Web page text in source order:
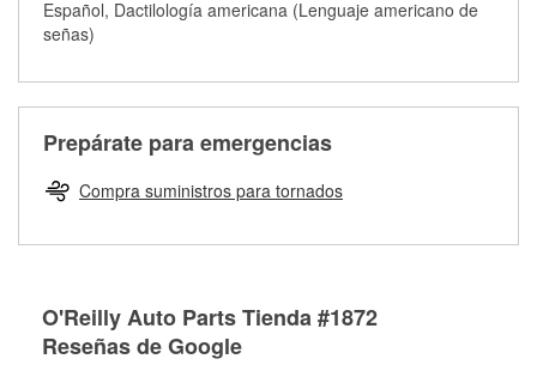
Herramientas de O'Reilly
para reparar el sistema hidráulico de tu maquinaria
agrícola o de construcción.
traigas tus partes de frenos, nuestros profesionales
medirán tus tambores o discos para determinar si pueden
Rectificación de tambores y discos de freno
Español, Dactilología americana (Lenguaje americano de
señas)
Prepárate para emergencias
Compra suministros para tornados
O'Reilly Auto Parts Tienda #1872
Reseñas de Google